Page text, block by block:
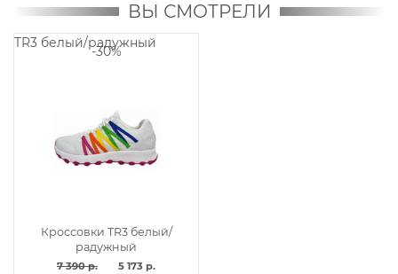
ВЫ СМОТРЕЛИ
TR3 белый/радужный
-30%
Кроссовки TR3 белый/
радужный
7 390 р. 5 173 р.